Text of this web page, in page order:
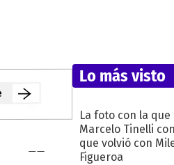
Lo más visto
La foto con la que
Marcelo Tinelli
que volvió con
Figueroa